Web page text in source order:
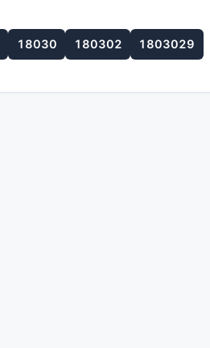
18030 180302 1803029